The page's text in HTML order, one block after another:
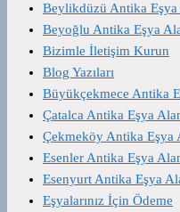
Beylikdüzü Antika Eşya
Beyoğlu Antika Eşya
Bizimle İletişim Kurun
Blog Yazıları
Büyükçekmece Antika
Çatalca Antika Eşya
Çekmeköy Antika Eşya
Esenler Antika Eşya
Esenyurt Antika Eşya
Eşyalarınız İçin Ödeme